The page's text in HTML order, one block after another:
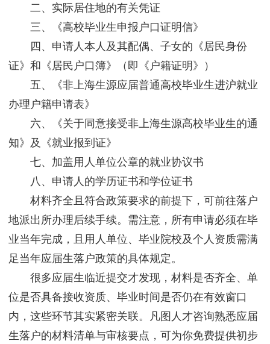
二、实际居住地的有关凭证
三、《高校毕业生申报户口证明信》
四、申请人本人及其配偶、子女的《居民身份
证》和《居民户口簿》（即《户籍证明》）
五、《非上海生源应届普通高校毕业生进沪就业
办理户籍申请表》
六、《关于同意接受非上海生源高校毕业生的通
知》及《就业报到证》
七、加盖用人单位公章的就业协议书
八、申请人的学历证书和学位证书
材料齐全且符合政策要求的前提下，可前往落户
地派出所办理后续手续。需注意，所有申请必须在毕
业当年完成，且用人单位、毕业院校及个人资质需满
足当年应届生落户政策的具体规定。
很多应届生临近提交才发现，材料是否齐全、单
位是否具备接收资质、毕业时间是否仍在有效窗口
内，这些环节其实紧密关联。凡图人才咨询熟悉应届
生落户的材料清单与审核要点，可为你免费提供初步